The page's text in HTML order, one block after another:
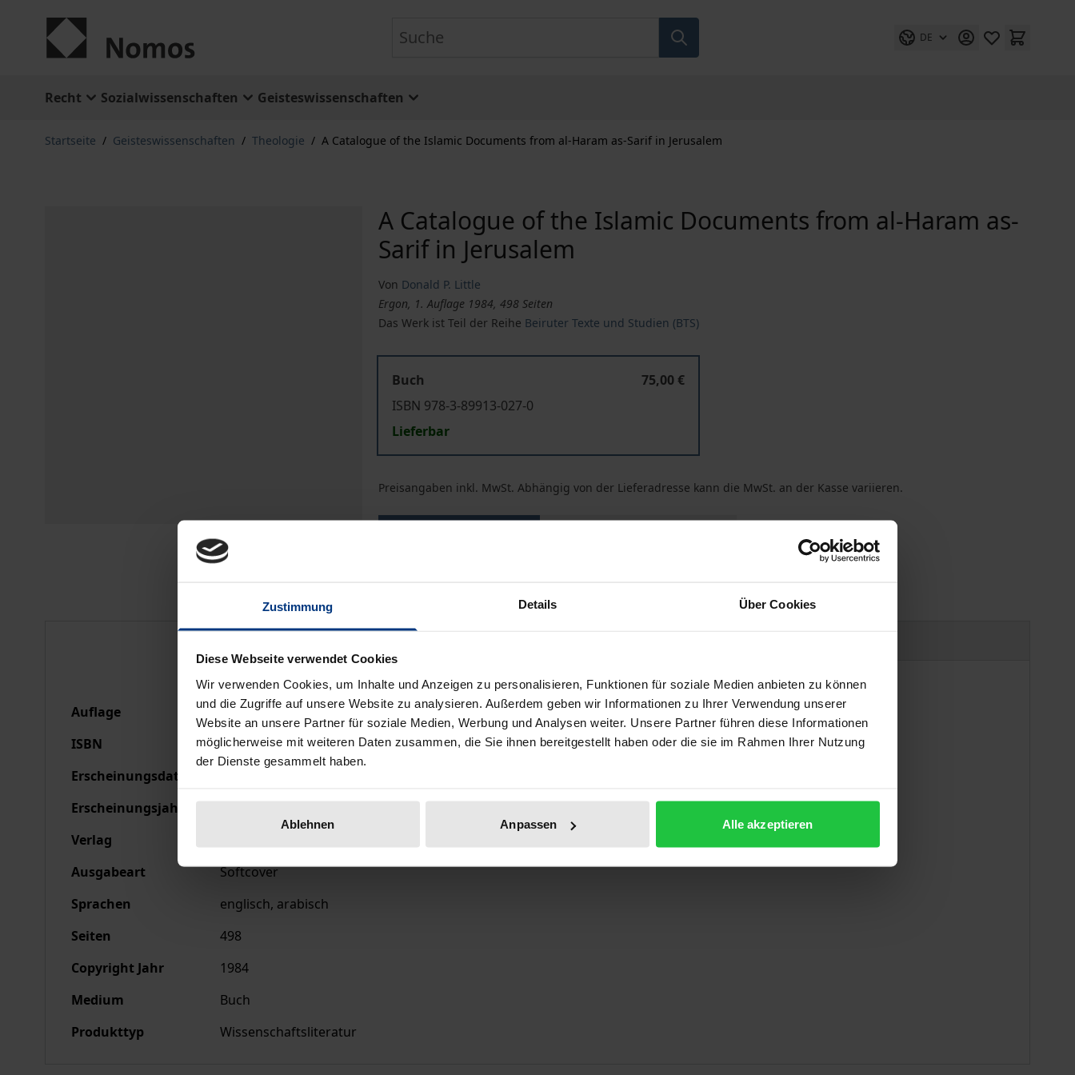
Zustimmung Details Über Cookies
Diese Webseite verwendet Cookies
Wir verwenden Cookies, um Inhalte und Anzeigen zu personalisieren, Funktionen für soziale Medien anbieten zu können
und die Zugriffe auf unsere Website zu analysieren. Außerdem geben wir Informationen zu Ihrer Verwendung unserer
Website an unsere Partner für soziale Medien, Werbung und Analysen weiter. Unsere Partner führen diese Informationen
möglicherweise mit weiteren Daten zusammen, die Sie ihnen bereitgestellt haben oder die sie im Rahmen Ihrer Nutzung
der Dienste gesammelt haben.
Ablehnen Anpassen Alle akzeptieren
DE
Recht Sozialwissenschaften Geisteswissenschaften
Startseite / Geisteswissenschaften / Theologie / A Catalogue of the Islamic Documents from al-Haram as-Sarif in Jerusalem
A Catalogue of the Islamic Documents from al-Haram as-
Sarif in Jerusalem
Von Donald P. Little
Ergon, 1. Auflage 1984, 498 Seiten
Das Werk ist Teil der Reihe Beiruter Texte und Studien (BTS)
Buch
75,00 €
ISBN 978-3-89913-027-0
Lieferbar
Preisangaben inkl. MwSt. Abhängig von der Lieferadresse kann die MwSt. an der Kasse variieren.
Auflage
1
ISBN
978-3-89913-027-0
Erscheinungsdatum
Erscheinungsjahr
Verlag
Ausgabeart
Softcover
Sprachen
englisch, arabisch
Seiten
498
Copyright Jahr
1984
Medium
Buch
Produkttyp
Wissenschaftsliteratur